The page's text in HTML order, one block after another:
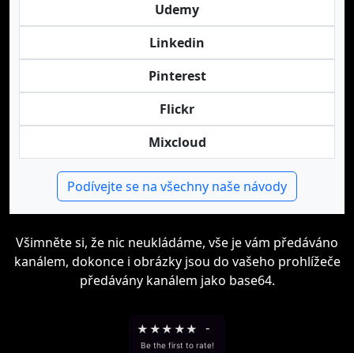
Udemy
Linkedin
Pinterest
Flickr
Mixcloud
Podívejte se na všechny naše návody
Všimněte si, že nic neukládáme, vše je vám předáváno
kanálem, dokonce i obrázky jsou do vašeho prohlížeče
předávány kanálem jako base64.
★ ★★ ★★ -
Be the first to rate!